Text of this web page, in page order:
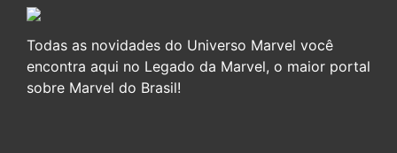
Todas as novidades do Universo Marvel você
encontra aqui no Legado da Marvel, o maior portal
sobre Marvel do Brasil!